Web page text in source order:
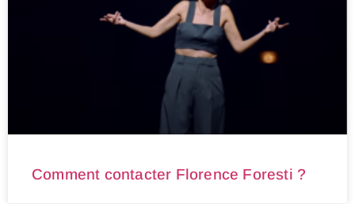
Comment contacter Florence Foresti ?